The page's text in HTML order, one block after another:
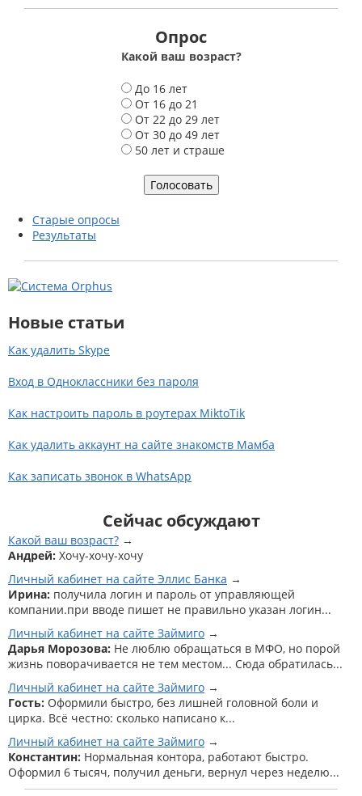
Опрос
Какой ваш возраст?
В
а
р
и
а
До 16 лет
От 16 до 21
От 22 до 29 лет
От 30 до 49 лет
50 лет и страше
Старые опросы
Результаты
Новые статьи
Как удалить Skype
Вход в Одноклассники без пароля
Как настроить пароль в роутерах MiktoTik
Как удалить аккаунт на сайте знакомств Мамба
Как записать звонок в WhatsApp
Сейчас обсуждают
Какой ваш возраст?
Андрей: Хочу-хочу-хочу
Личный кабинет на сайте Эллис Банка
Ирина: получила логин и пароль от управляющей
компании.при вводе пишет не правильно указан логин...
Личный кабинет на сайте Займиго
Дарья Морозова: Не люблю обращаться в МФО, но порой
жизнь поворачивается не тем местом... Сюда обратилась...
Личный кабинет на сайте Займиго
Гость: Оформили быстро, без лишней головной боли и
цирка. Всё честно: сколько написано к...
Личный кабинет на сайте Займиго
Константин: Нормальная контора, работают быстро.
Оформил 6 тысяч, получил деньги, вернул через неделю...